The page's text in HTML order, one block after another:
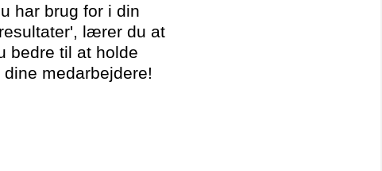
har brug for i din
lærer du at
bedre til at holde
medarbejdere!